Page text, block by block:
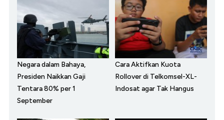
Negara dalam Bahaya,
Presiden Naikkan Gaji
Tentara 80% per 1
September
Cara Aktifkan Kuota
Rollover di Telkomsel-XL-
Indosat agar Tak Hangus